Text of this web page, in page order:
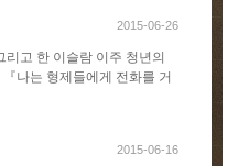
2015-06-26
고 한 이슬람 이주 청년의
나는 형제들에게 전화를 거
2015-06-16